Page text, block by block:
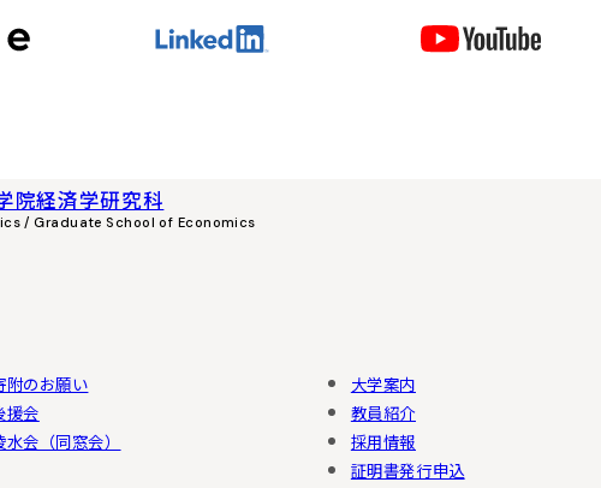
院経済学研究科
/ Graduate School of Economics
附のお願い
援会
水会（同窓会）
大学案内
教員紹介
採用情報
証明書発行申込